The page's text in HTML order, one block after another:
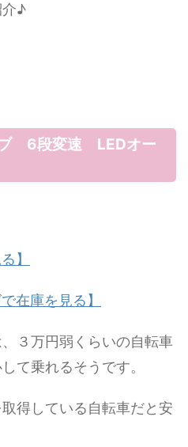
介♪
ブ 6段変速 LEDオー
】
在庫を見る】
３万円弱くらいの自転車
て乗れるそうです。
得している自転車だと安